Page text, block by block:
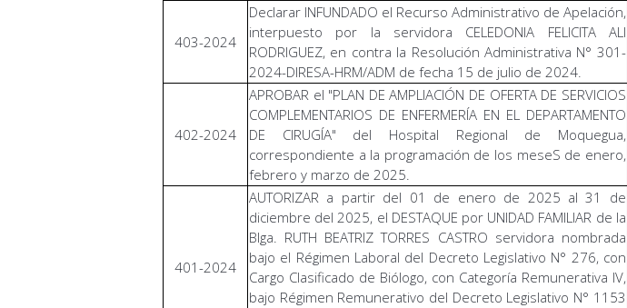
403-2024
Declarar INFUNDADO el Recurso Administrativo de Apelación,
interpuesto por la servidora CELEDONIA FELICITA ALI
RODRIGUEZ, en contra la Resolución Administrativa N° 301-
2024-DIRESA-HRM/ADM de fecha 15 de julio de 2024.
402-2024
APROBAR el "PLAN DE AMPLIACIÓN DE OFERTA DE SERVICIOS
COMPLEMENTARIOS DE ENFERMERÍA EN EL DEPARTAMENTO
DE CIRUGÍA" del Hospital Regional de Moquegua,
correspondiente a la programación de los meseS de enero,
febrero y marzo de 2025.
401-2024
AUTORIZAR a partir del 01 de enero de 2025 al 31 de
diciembre del 2025, el DESTAQUE por UNIDAD FAMILIAR de la
Blga. RUTH BEATRIZ TORRES CASTRO servidora nombrada
bajo el Régimen Laboral del Decreto Legislativo N° 276, con
Cargo Clasificado de Biólogo, con Categoría Remunerativa IV,
bajo Régimen Remunerativo del Decreto Legislativo N° 1153